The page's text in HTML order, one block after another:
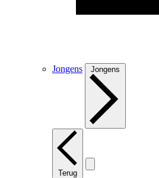
Jongens Jongens
Terug